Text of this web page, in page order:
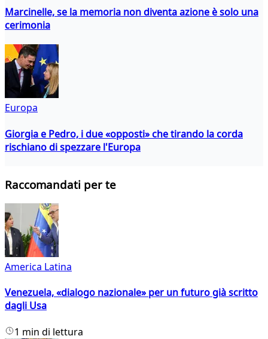
Marcinelle, se la memoria non diventa azione è solo una
cerimonia
Europa
Giorgia e Pedro, i due «opposti» che tirando la corda
rischiano di spezzare l'Europa
Raccomandati per te
America Latina
Venezuela, «dialogo nazionale» per un futuro già scritto
dagli Usa
1 min di lettura